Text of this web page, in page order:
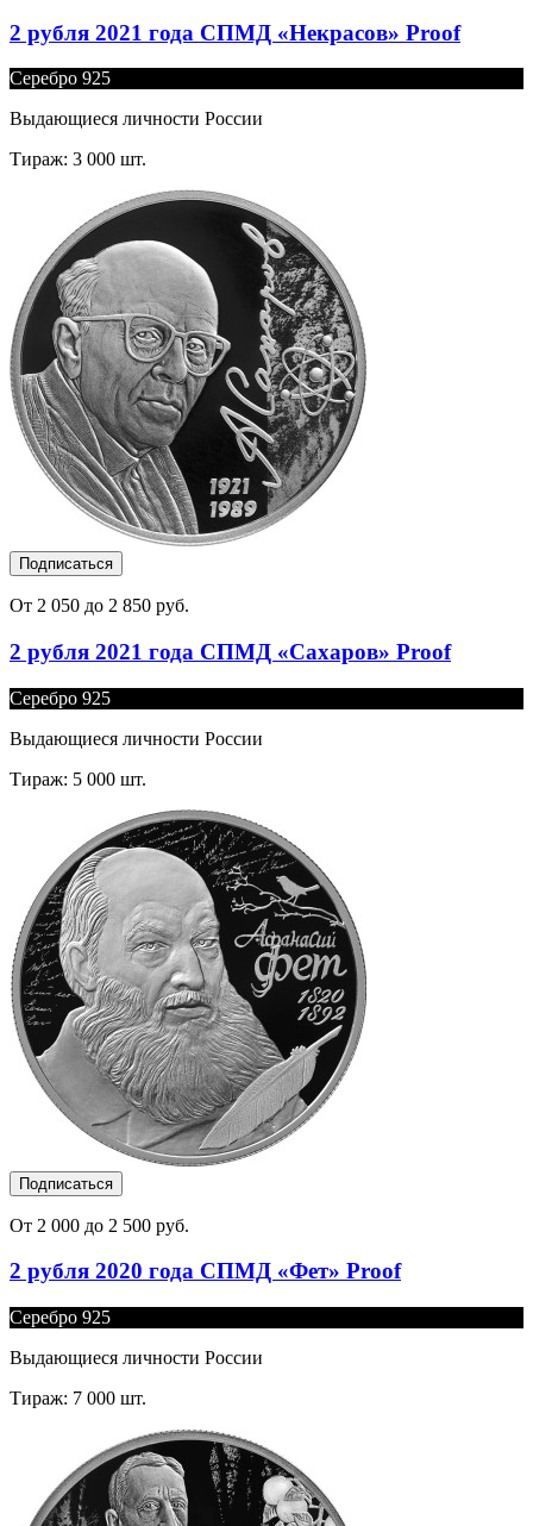
2 рубля 2021 года СПМД «Некрасов» Proof
Серебро 925
Выдающиеся личности России
Тираж: 3 000 шт.
Подписаться
От 2 050 до 2 850 руб.
2 рубля 2021 года СПМД «Сахаров» Proof
Серебро 925
Выдающиеся личности России
Тираж: 5 000 шт.
Подписаться
От 2 000 до 2 500 руб.
2 рубля 2020 года СПМД «Фет» Proof
Серебро 925
Выдающиеся личности России
Тираж: 7 000 шт.